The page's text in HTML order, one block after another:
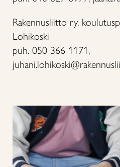
Rakennusliitto ry,
Lohikoski
puh. 050 366 1171,